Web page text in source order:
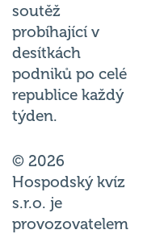
soutěž
probíhající v
desítkách
podniků po celé
republice každý
týden.
© 2026
Hospodský kvíz
s.r.o. je
provozovatelem